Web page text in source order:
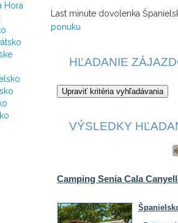
Hora
Last minute dovolenka
ponuku